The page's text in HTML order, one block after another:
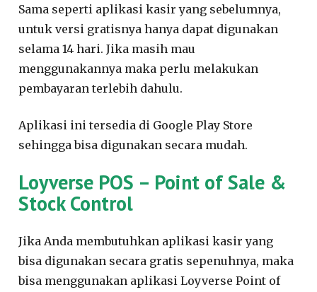
Sama seperti aplikasi kasir yang sebelumnya,
untuk versi gratisnya hanya dapat digunakan
selama 14 hari. Jika masih mau
menggunakannya maka perlu melakukan
pembayaran terlebih dahulu.
Aplikasi ini tersedia di Google Play Store
sehingga bisa digunakan secara mudah.
Loyverse POS – Point of Sale &
Stock Control
Jika Anda membutuhkan aplikasi kasir yang
bisa digunakan secara gratis sepenuhnya, maka
bisa menggunakan aplikasi Loyverse Point of